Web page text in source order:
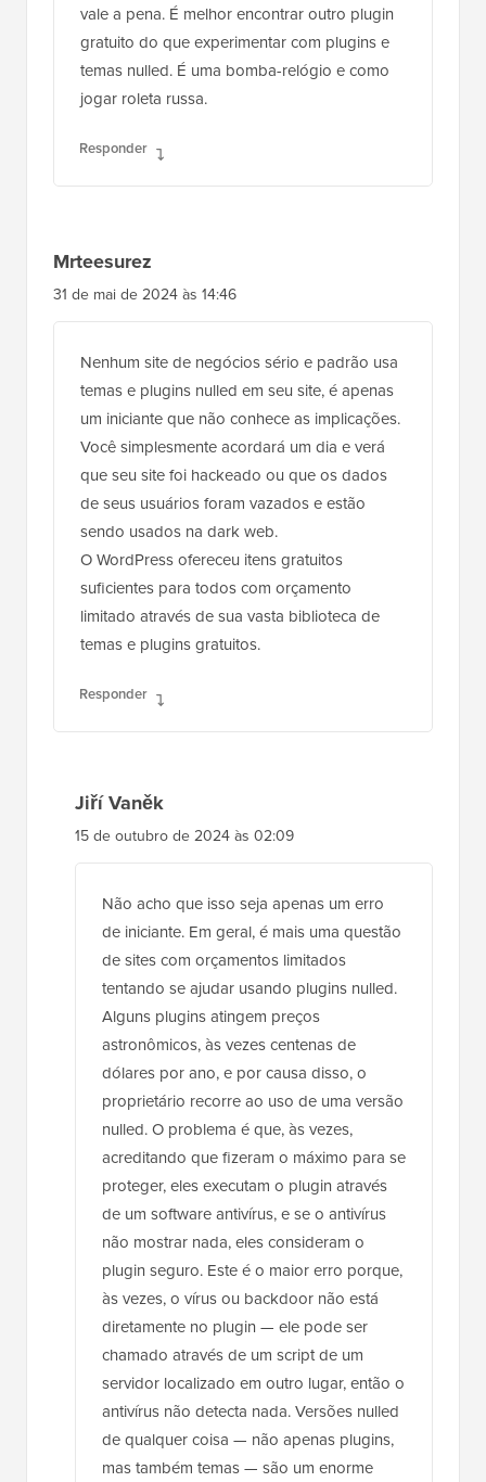
vale a pena. É melhor encontrar outro plugin
gratuito do que experimentar com plugins e
temas nulled. É uma bomba-relógio e como
jogar roleta russa.
Responder
Mrteesurez
31 de mai de 2024 às 14:46
Nenhum site de negócios sério e padrão usa
temas e plugins nulled em seu site, é apenas
um iniciante que não conhece as implicações.
Você simplesmente acordará um dia e verá
que seu site foi hackeado ou que os dados
de seus usuários foram vazados e estão
sendo usados na dark web.
O WordPress ofereceu itens gratuitos
suficientes para todos com orçamento
limitado através de sua vasta biblioteca de
temas e plugins gratuitos.
Responder
Jiří Vaněk
15 de outubro de 2024 às 02:09
Não acho que isso seja apenas um erro
de iniciante. Em geral, é mais uma questão
de sites com orçamentos limitados
tentando se ajudar usando plugins nulled.
Alguns plugins atingem preços
astronômicos, às vezes centenas de
dólares por ano, e por causa disso, o
proprietário recorre ao uso de uma versão
nulled. O problema é que, às vezes,
acreditando que fizeram o máximo para se
proteger, eles executam o plugin através
de um software antivírus, e se o antivírus
não mostrar nada, eles consideram o
plugin seguro. Este é o maior erro porque,
às vezes, o vírus ou backdoor não está
diretamente no plugin — ele pode ser
chamado através de um script de um
servidor localizado em outro lugar, então o
antivírus não detecta nada. Versões nulled
de qualquer coisa — não apenas plugins,
mas também temas — são um enorme